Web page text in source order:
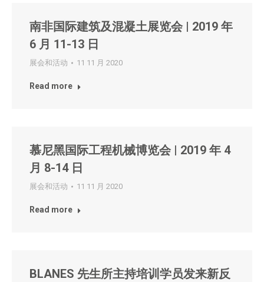
南非国际建筑及混凝土展览会 | 2019 年
6 月 11-13 日
展会和活动 11 11 月 2020
Read more
慕尼黑国际工程机械博览会 | 2019 年 4
月 8-14 日
展会和活动 11 11 月 2020
Read more
BLANES 先生所主持培训学员发来新反